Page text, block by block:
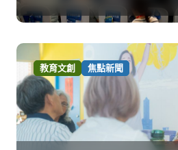
教育文創 焦點新聞